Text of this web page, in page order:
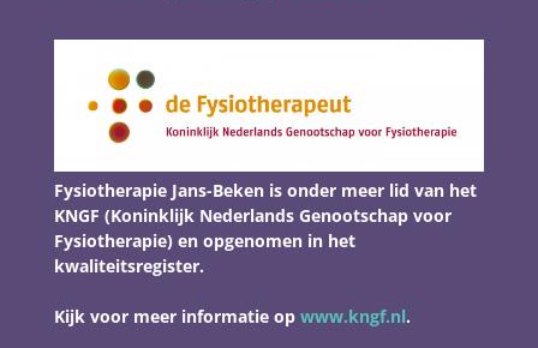
Fysiotherapie Jans-Beken is onder meer lid van het
KNGF (Koninklijk Nederlands Genootschap voor
Fysiotherapie) en opgenomen in het
kwaliteitsregister.
Kijk voor meer informatie op www.kngf.nl.